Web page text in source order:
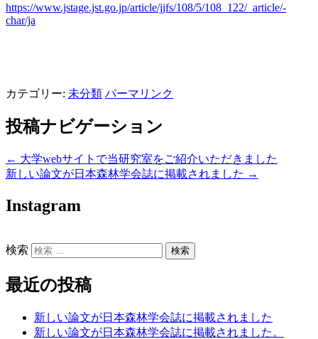
https://www.jstage.jst.go.jp/article/jjfs/108/5/108_122/_article/-
char/ja
カテゴリー: 未分類 パーマリンク
投稿ナビゲーション
← 大学webサイトで当研究室をご紹介いただきました
新しい論文が日本森林学会誌に掲載されました →
Instagram
検索
最近の投稿
新しい論文が日本森林学会誌に掲載されました
新しい論文が日本森林学会誌に掲載されました。